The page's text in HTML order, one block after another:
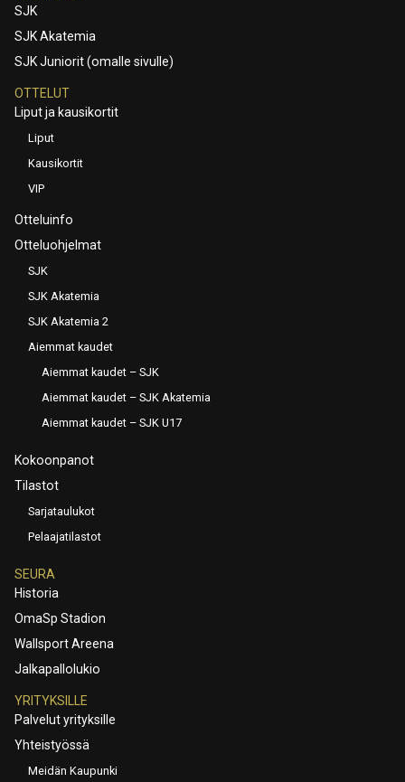
SJK
SJK Akatemia
SJK Juniorit (omalle sivulle)
OTTELUT
Liput ja kausikortit
Liput
Kausikortit
VIP
Otteluinfo
Otteluohjelmat
SJK
SJK Akatemia
SJK Akatemia 2
Aiemmat kaudet
Aiemmat kaudet – SJK
Aiemmat kaudet – SJK Akatemia
Aiemmat kaudet – SJK U17
Kokoonpanot
Tilastot
Sarjataulukot
Pelaajatilastot
SEURA
Historia
OmaSp Stadion
Wallsport Areena
Jalkapallolukio
YRITYKSILLE
Palvelut yrityksille
Yhteistyössä
Meidän Kaupunki